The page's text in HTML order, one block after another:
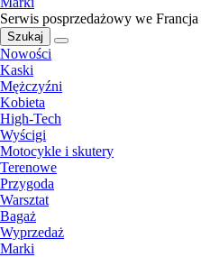
Serwis posprzedażowy we Francja
Szukaj
Nowości
Kaski
Mężczyźni
Kobieta
High-Tech
Wyścigi
Motocykle i skutery
Terenowe
Przygoda
Warsztat
Bagaż
Wyprzedaż
Marki